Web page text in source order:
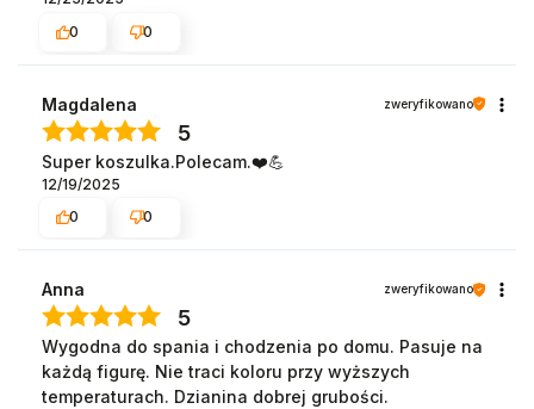
0
0
Magdalena zweryfikowano
5
Super koszulka.Polecam.❤️💪
12/19/2025
0
0
Anna zweryfikowano
5
Wygodna do spania i chodzenia po domu. Pasuje na
każdą figurę. Nie traci koloru przy wyższych
temperaturach. Dzianina dobrej grubości.